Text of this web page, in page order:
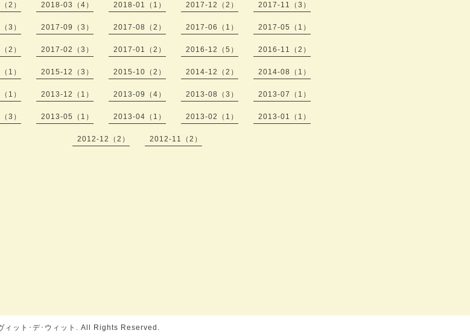
2） 2018-03（4） 2018-01（1） 2017-12（2） 2017-11（3）
3） 2017-09（3） 2017-08（2） 2017-06（1） 2017-05（1）
2） 2017-02（3） 2017-01（2） 2016-12（5） 2016-11（2）
1） 2015-12（3） 2015-10（2） 2014-12（2） 2014-08（1）
1） 2013-12（1） 2013-09（4） 2013-08（3） 2013-07（1）
3） 2013-05（1） 2013-04（1） 2013-02（1） 2013-01（1）
2012-12（2） 2012-11（2）
ィット･デ･ウィット . All Rights Reserved.